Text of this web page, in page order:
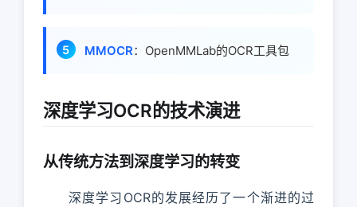
MMOCR：OpenMMLab的OCR工具包
深度学习OCR的技术演进
从传统方法到深度学习的转变
深度学习OCR的发展经历了一个渐进的过